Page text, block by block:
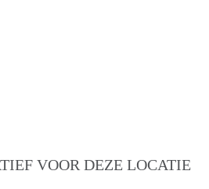
VOOR DEZE LOCATIE